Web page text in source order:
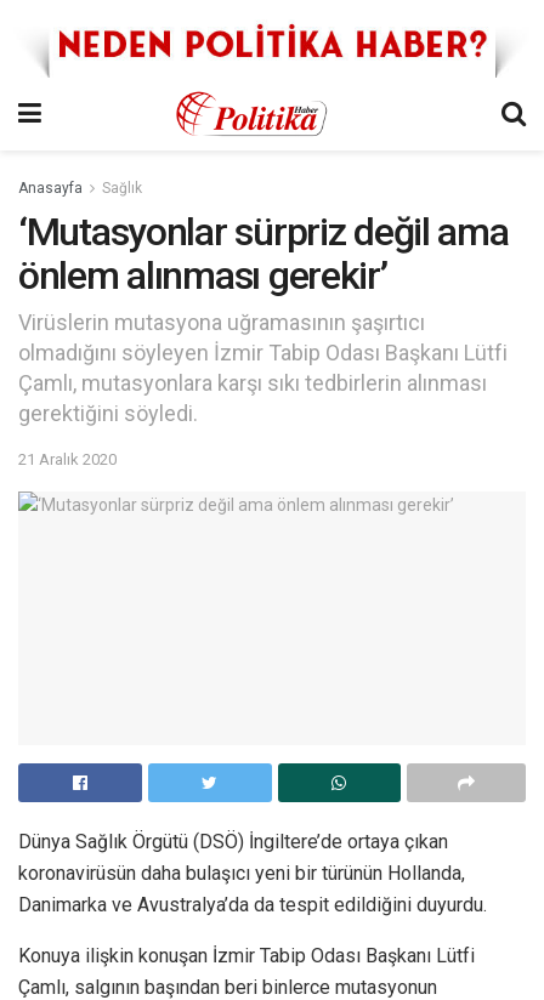
Anasayfa Sağlık
‘Mutasyonlar sürpriz değil ama
önlem alınması gerekir’
Virüslerin mutasyona uğramasının şaşırtıcı
olmadığını söyleyen İzmir Tabip Odası Başkanı Lütfi
Çamlı, mutasyonlara karşı sıkı tedbirlerin alınması
gerektiğini söyledi.
21 Aralık 2020
Dünya Sağlık Örgütü (DSÖ) İngiltere’de ortaya çıkan
koronavirüsün daha bulaşıcı yeni bir türünün Hollanda,
Danimarka ve Avustralya’da da tespit edildiğini duyurdu.
Konuya ilişkin konuşan İzmir Tabip Odası Başkanı Lütfi
Çamlı, salgının başından beri binlerce mutasyonun